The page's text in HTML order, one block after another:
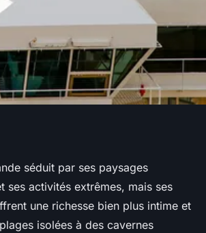
incontournables en
: découvrez
cachés
séduit par ses paysages
ses activités extrêmes, mais ses
une richesse bien plus intime et
isolées à des cavernes